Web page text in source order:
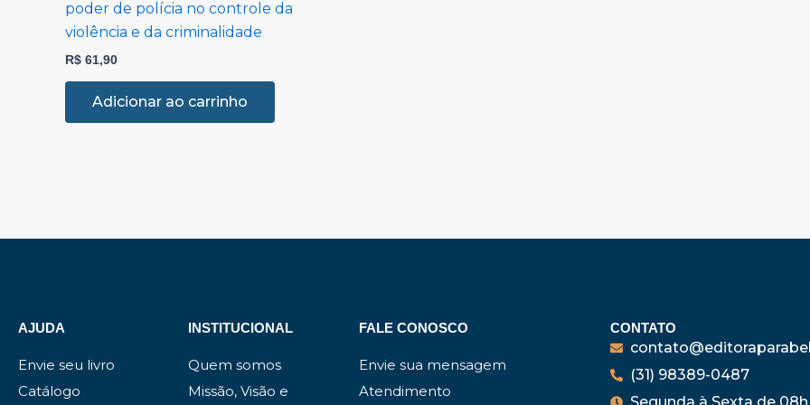
poder de polícia no controle da
violência e da criminalidade
R$ 61,90
Adicionar ao carrinho
AJUDA
Envie seu livro
Catálogo
INSTITUCIONAL
Quem somos
Missão, Visão e
FALE CONOSCO
Envie sua mensagem
Atendimento
CONTATO
(31) 98389-0487